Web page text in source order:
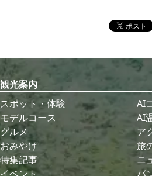
観光案内
スポット・体験
モデルコース
グルメ
おみやげ
特集記事
AI
AI
ア
旅
ニ